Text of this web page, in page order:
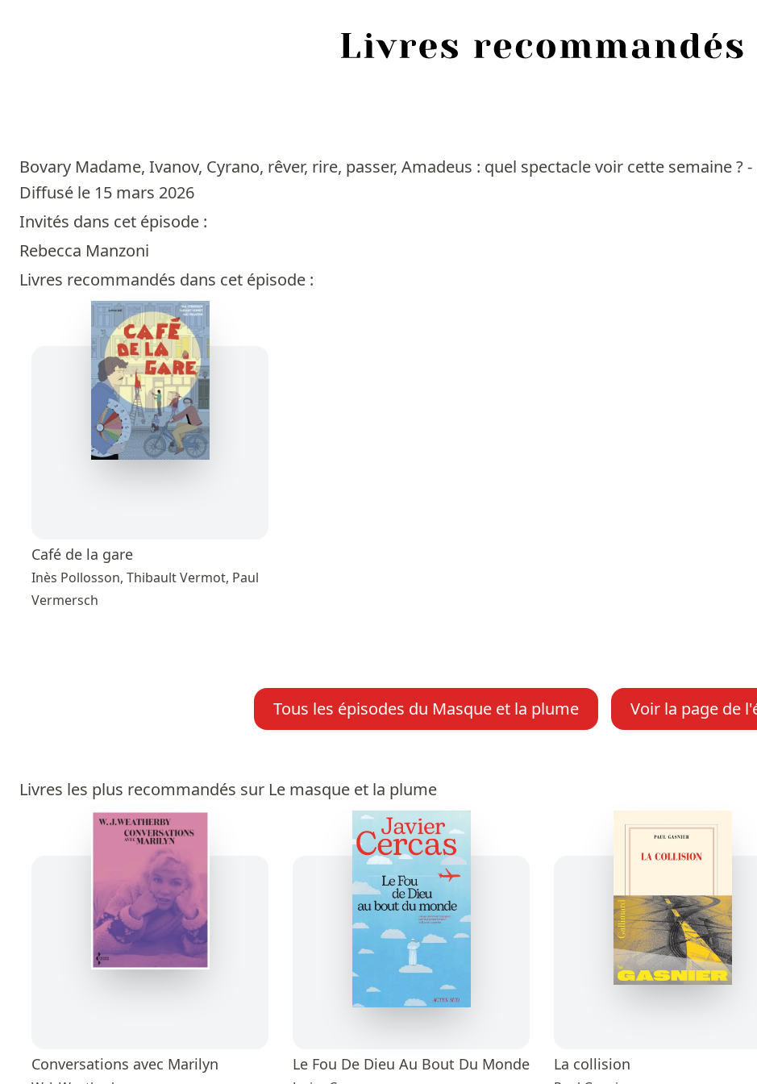
Bovary Madame, Ivanov, Cyrano, rêver, rire, passer, Amadeus : quel spectacle voir cette semaine ?
Diffusé le 15 mars 2026
Invités dans cet épisode :
Rebecca Manzoni
Livres recommandés dans cet épisode :
Café de la gare
Inès Pollosson, Thibault Vermot, Paul
Vermersch
Tous les épisodes du Masque et la plume Voir la page de
Livres les plus recommandés sur Le masque et la plume
Conversations avec Marilyn Le Fou De Dieu Au Bout Du Monde La collision
Sources
Personnes
Livres les plus recommandés
Prix littéraires